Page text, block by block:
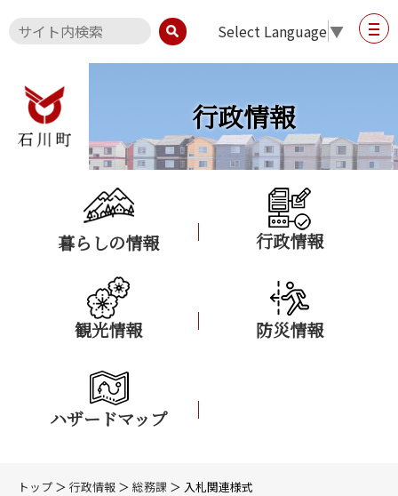
Select Language▼
行政情報
暮らしの情報 行政情報
観光情報 防災情報
ハザードマップ
トップ ＞ 行政情報 ＞ 総務課 ＞ 入札関連様式